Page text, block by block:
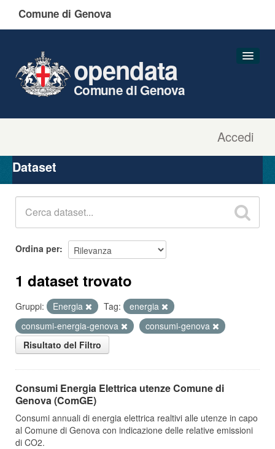
Comune di Genova
Accedi
opendata
Comune di Genova
Organizzazioni
Gruppi
Dataset
Ordina per
1 dataset trovato
Gruppi: Energia Tag:
energia
consumi-energia-genova
consumi-genova
Risultato del Filtro
Consumi Energia Elettrica utenze Comune di
Genova (ComGE)
Consumi annuali di energia elettrica realtivi alle utenze in capo
al Comune di Genova con indicazione delle relative emissioni
di CO2.